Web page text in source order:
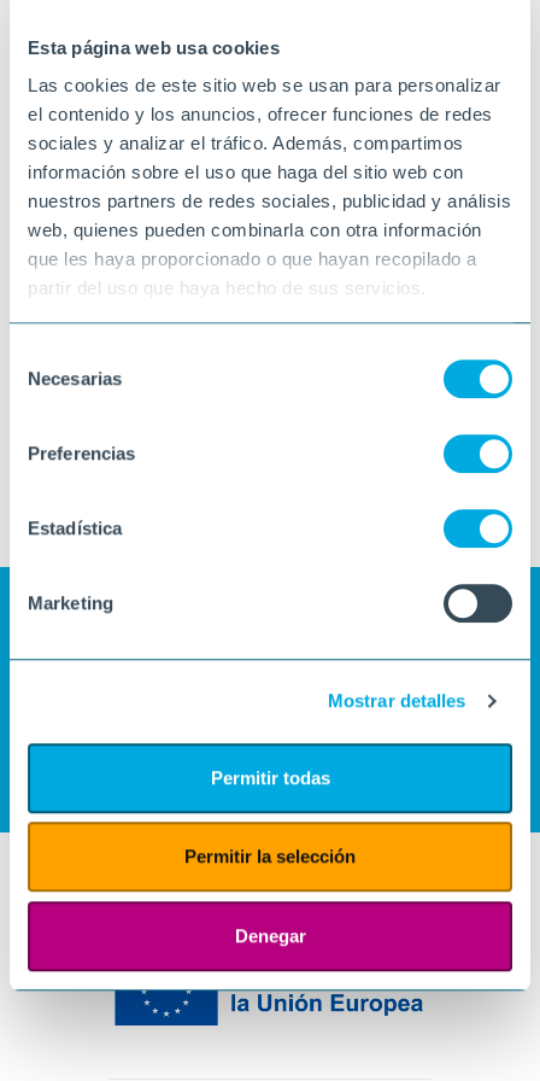
Esta página web usa cookies
Las cookies de este sitio web se usan para personalizar
el contenido y los anuncios, ofrecer funciones de redes
sociales y analizar el tráfico. Además, compartimos
información sobre el uso que haga del sitio web con
nuestros partners de redes sociales, publicidad y análisis
web, quienes pueden combinarla con otra información
que les haya proporcionado o que hayan recopilado a
partir del uso que haya hecho de sus servicios.
Necesarias
Preferencias
Estadística
Marketing
Mostrar detalles
Permitir todas
Permitir la selección
Denegar